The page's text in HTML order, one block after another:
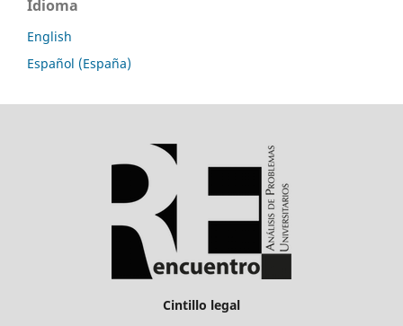
Idioma
English
Español (España)
Cintillo legal